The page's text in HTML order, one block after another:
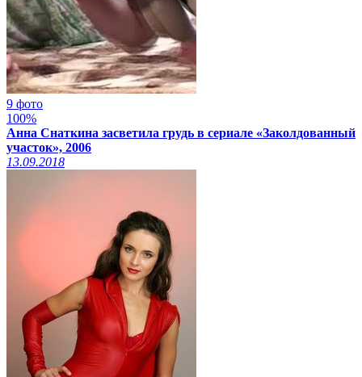
9 фото
100%
Анна Снаткина засветила грудь в сериале «Заколдованный
участок», 2006
13.09.2018